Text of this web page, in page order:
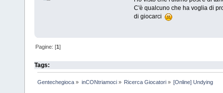
C'è qualcuno che ha voglia di
di giocarci
Pagine: [1]
Tags:
Gentechegioca » inCONtriamoci» Ricerca Giocatori» [Online] Undying